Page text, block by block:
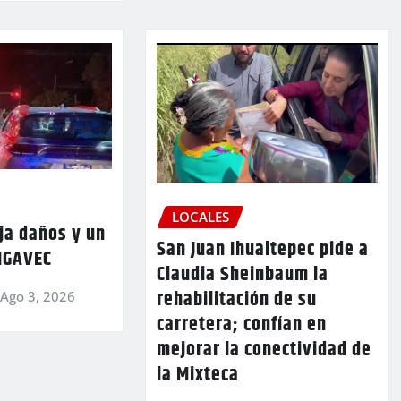
daños y un
Ago 3, 2026
LOCALES
San Juan Ihualtepec pide a
Claudia Sheinbaum la
rehabilitación de su
carretera; confían en
mejorar la conectividad de
la Mixteca